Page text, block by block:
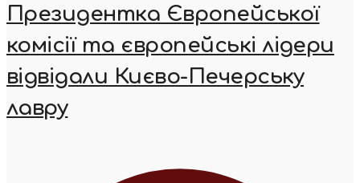
Президентка Європейської
комісії та європейські лідери
відвідали Києво-Печерську
лавру